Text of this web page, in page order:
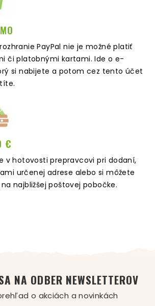
PayPal nie je možné platiť
či platobnými kartami. Ide o e-
si nabijete a potom cez tento účet
€
v hotovosti prepravcovi pri dodaní,
určenej adrese alebo si môžete
najbližšej poštovej pobočke.
NA ODBER NEWSLETTEROV
o akciách a novinkách